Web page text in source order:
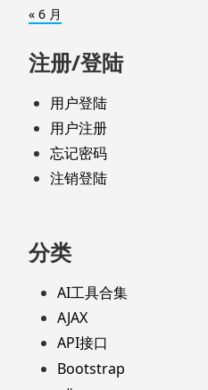
« 6 月
注册/登陆
用户登陆
用户注册
忘记密码
注销登陆
分类
AI工具合集
AJAX
API接口
Bootstrap